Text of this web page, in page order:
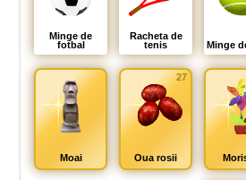
Minge de
fotbal
Racheta de
tenis
Minge
Moai
27
Oua rosii